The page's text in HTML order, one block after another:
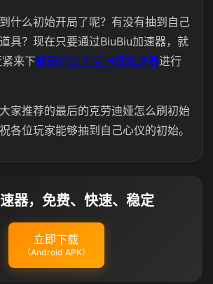
什么初始开局了呢？有没有抽到自己
具？现在只要通过BiuBiu加速器，就
来下载最后的克劳迪娅加速器进行
家推荐的最后的克劳迪娅怎么刷初始
各位玩家能够抽到自己心仪的初始。
器，免费、快速、稳定
立即下载
（Android APK）